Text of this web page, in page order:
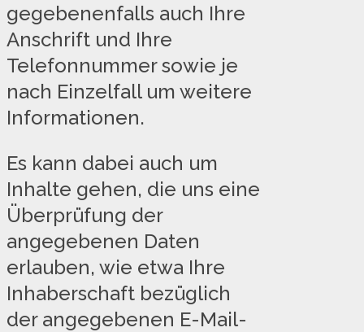
gegebenenfalls auch Ihre
Anschrift und Ihre
Telefonnummer sowie je
nach Einzelfall um weitere
Informationen.
Es kann dabei auch um
Inhalte gehen, die uns eine
Überprüfung der
angegebenen Daten
erlauben, wie etwa Ihre
Inhaberschaft bezüglich
der angegebenen E-Mail-